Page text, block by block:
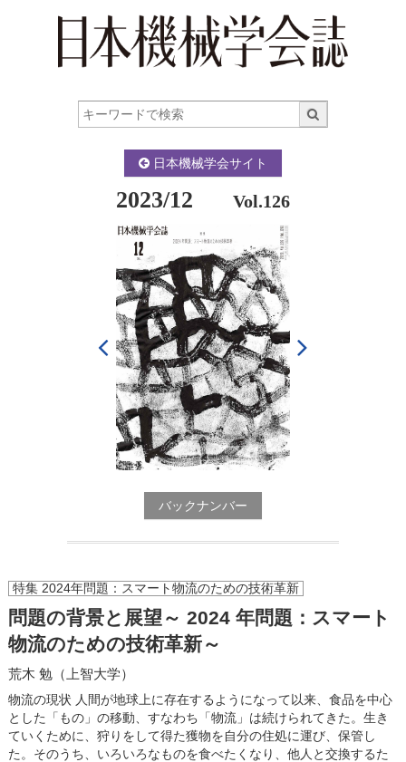
日本機械学会サイト
2023/12 Vol.126
バックナンバー
特集 2024年問題：スマート物流のための技術革新
問題の背景と展望～ 2024 年問題：スマート
物流のための技術革新～
荒木 勉（上智大学）
物流の現状 人間が地球上に存在するようになって以来、食品を中心
とした「もの」の移動、すなわち「物流」は続けられてきた。生き
ていくために、狩りをして得た獲物を自分の住処に運び、保管し
た。そのうち、いろいろなものを食べたくなり、他人と交換するた